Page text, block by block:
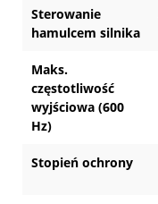
Sterowanie
hamulcem silnika
Maks.
częstotliwość
wyjściowa (600
Hz)
Stopień ochrony